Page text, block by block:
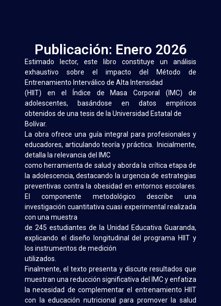
Publicación: Enero 2026
Estimado lector, este libro constituye un análisis
exhaustivo sobre el impacto del Método de
Entrenamiento Interválico de Alta Intensidad
(HIIT) en el Índice de Masa Corporal (IMC) de
adolescentes, basándose en datos empíricos
obtenidos de una tesis de la Universidad Estatal de
Bolívar.
La obra ofrece una guía integral para profesionales y
educadores, articulando teoría y práctica. Inicialmente,
detalla la relevancia del IMC
como herramienta de salud y aborda la crítica etapa de
la adolescencia, destacando la urgencia de estrategias
preventivas contra la obesidad en entornos escolares.
El componente metodológico describe una
investigación cuantitativa cuasi experimental realizada
con una muestra
de 245 estudiantes de la Unidad Educativa Guaranda,
explicando el diseño longitudinal del programa HIIT y
los instrumentos de medición
utilizados.
Finalmente, el texto presenta y discute resultados que
muestran una reducción significativa del IMC y enfatiza
la necesidad de complementar el entrenamiento HIIT
con la educación nutricional para promover la salud